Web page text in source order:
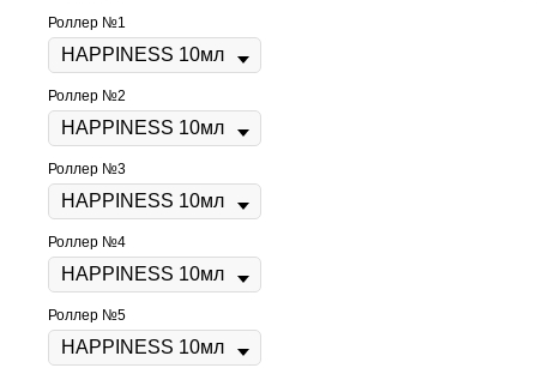
Роллер №1
Роллер №2
Роллер №3
Роллер №4
Роллер №5